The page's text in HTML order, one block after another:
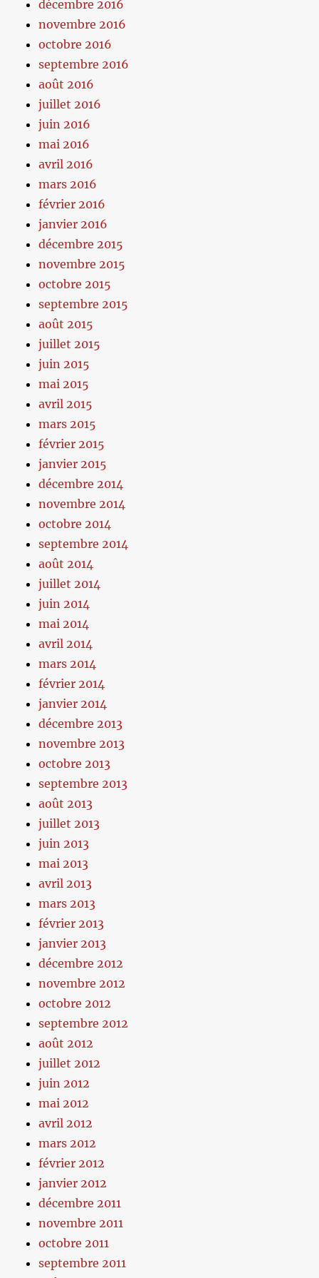
décembre 2016
novembre 2016
octobre 2016
septembre 2016
août 2016
juillet 2016
juin 2016
mai 2016
avril 2016
mars 2016
février 2016
janvier 2016
décembre 2015
novembre 2015
octobre 2015
septembre 2015
août 2015
juillet 2015
juin 2015
mai 2015
avril 2015
mars 2015
février 2015
janvier 2015
décembre 2014
novembre 2014
octobre 2014
septembre 2014
août 2014
juillet 2014
juin 2014
mai 2014
avril 2014
mars 2014
février 2014
janvier 2014
décembre 2013
novembre 2013
octobre 2013
septembre 2013
août 2013
juillet 2013
juin 2013
mai 2013
avril 2013
mars 2013
février 2013
janvier 2013
décembre 2012
novembre 2012
octobre 2012
septembre 2012
août 2012
juillet 2012
juin 2012
mai 2012
avril 2012
mars 2012
février 2012
janvier 2012
décembre 2011
novembre 2011
octobre 2011
septembre 2011